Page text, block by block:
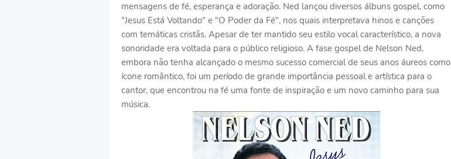
mensagens de fé, esperança e adoração. Ned lançou diversos álbuns gospel, como
"Jesus Está Voltando" e "O Poder da Fé", nos quais interpretava hinos e canções
com temáticas cristãs. Apesar de ter mantido seu estilo vocal característico, a nova
sonoridade era voltada para o público religioso. A fase gospel de Nelson Ned,
embora não tenha alcançado o mesmo sucesso comercial de seus anos áureos como
ícone romântico, foi um período de grande importância pessoal e artística para o
cantor, que encontrou na fé uma fonte de inspiração e um novo caminho para sua
música.